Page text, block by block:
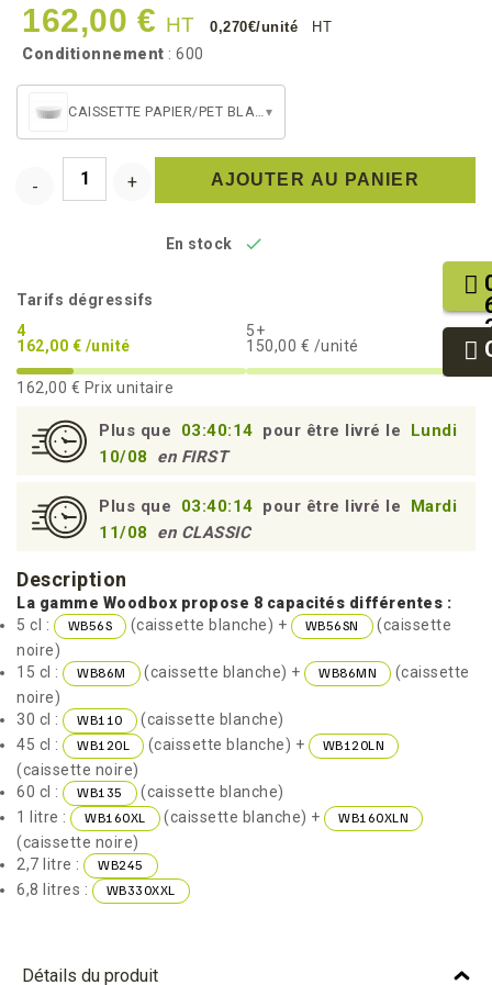
162,00 € HT 0,270€/unité HT
Conditionnement : 600
▾
AJOUTER AU PANIER
En stock 
Tarifs dégressifs
4
162,00 € /unité
5+
150,00 € /unité
162,00 € Prix unitaire
Plus que 03:40:14 pour être livré le
Lundi
10/08
en FIRST
Plus que 03:40:14 pour être livré le
Mardi
11/08
en CLASSIC
Description
La gamme Woodbox propose 8 capacités différentes :
5 cl :
WB56S (caissette blanche) + WB56SN
(caissette
noire)
15 cl :
WB86M (caissette blanche) + WB86MN
(caissette
noire)
30 cl :
WB110
(caissette blanche)
45 cl :
WB120L (caissette blanche) + WB120LN
(caissette noire)
60 cl :
WB135
(caissette blanche)
1 litre :
WB160XL (caissette blanche) + WB160XLN
(caissette noire)
2,7 litre :
WB245
6,8 litres : WB330XXL
Détails du produit